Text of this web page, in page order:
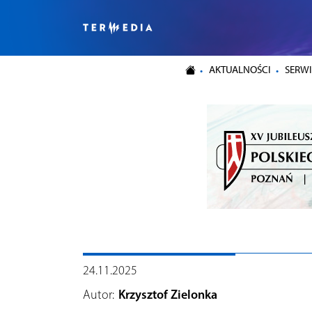
AKTUALNOŚCI
24.11.2025
Autor: Krzysztof Zielonka